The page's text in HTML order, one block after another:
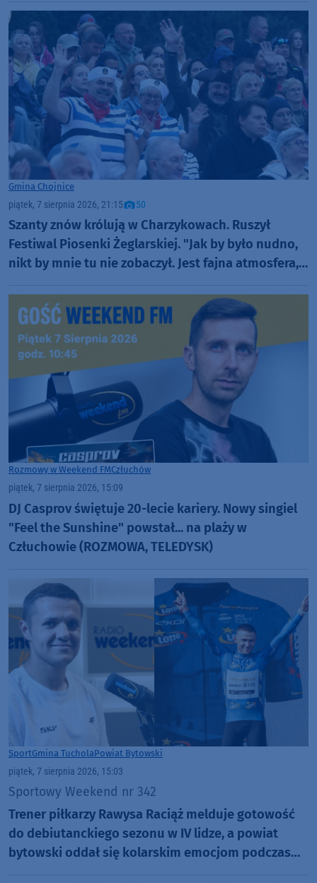
Gmina Chojnice
piątek, 7 sierpnia 2026, 21:15 50
Szanty znów królują w Charzykowach. Ruszył
Festiwal Piosenki Żeglarskiej. "Jak by było nudno,
nikt by mnie tu nie zobaczył. Jest fajna atmosfera,
Rozmowy w Weekend FMCzłuchów
piątek, 7 sierpnia 2026, 15:09
DJ Casprov świętuje 20-lecie kariery. Nowy singiel
"Feel the Sunshine" powstał... na plaży w
Człuchowie (ROZMOWA, TELEDYSK)
SportGmina TucholaPowiat Bytowski
piątek, 7 sierpnia 2026, 15:03
Sportowy Weekend nr 342
Trener piłkarzy Rawysa Raciąż melduje gotowość
do debiutanckiego sezonu w IV lidze, a powiat
bytowski oddał się kolarskim emocjom podczas